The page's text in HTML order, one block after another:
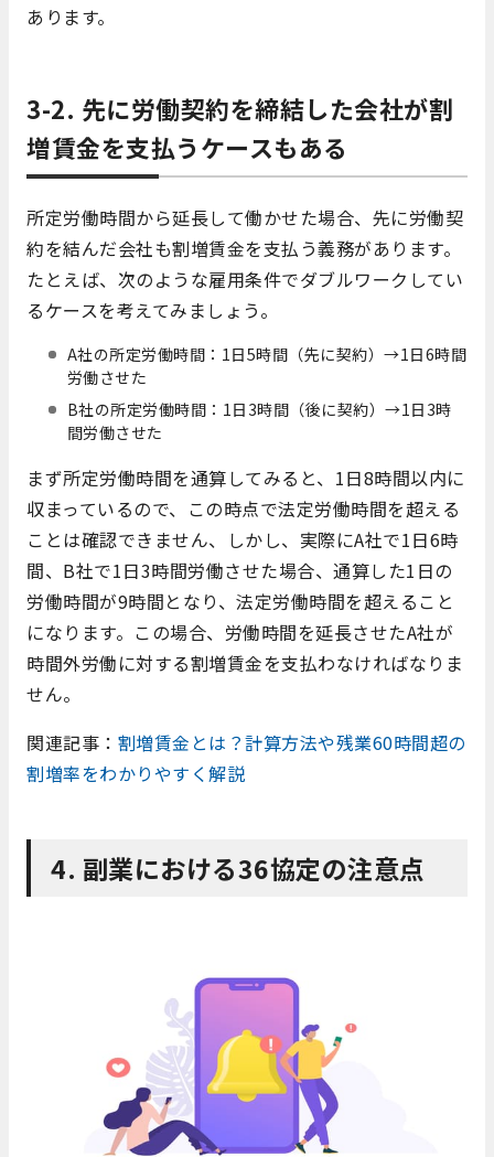
あります。
3-2. 先に労働契約を締結した会社が割
増賃金を支払うケースもある
所定労働時間から延長して働かせた場合、先に労働契
約を結んだ会社も割増賃金を支払う義務があります。
たとえば、次のような雇用条件でダブルワークしてい
るケースを考えてみましょう。
A社の所定労働時間：1日5時間（先に契約）→1日6時間
労働させた
B社の所定労働時間：1日3時間（後に契約）→1日3時
間労働させた
まず所定労働時間を通算してみると、1日8時間以内に
収まっているので、この時点で法定労働時間を超える
ことは確認できません、しかし、実際にA社で1日6時
間、B社で1日3時間労働させた場合、通算した1日の
労働時間が9時間となり、法定労働時間を超えること
になります。この場合、労働時間を延長させたA社が
時間外労働に対する割増賃金を支払わなければなりま
せん。
関連記事： 割増賃金とは？計算方法や残業60時間超の
割増率をわかりやすく解説
4. 副業における36協定の注意点